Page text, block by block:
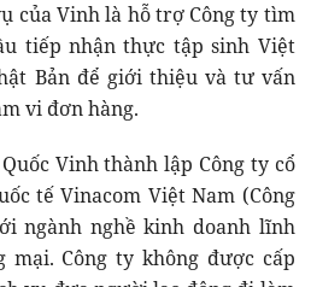
của Vinh là hỗ trợ Công ty tìm
tiếp nhận thực tập sinh Việt
Bản để giới thiệu và tư vấn
vi đơn hàng.
Vinh thành lập Công ty cổ
tế Vinacom Việt Nam (Công
ngành nghề kinh doanh lĩnh
Công ty không được cấp